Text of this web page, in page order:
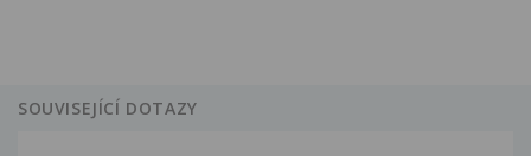
SOUVISEJÍCÍ DOTAZY